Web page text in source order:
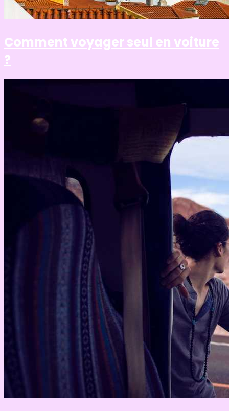
Comment voyager seul en voiture
?